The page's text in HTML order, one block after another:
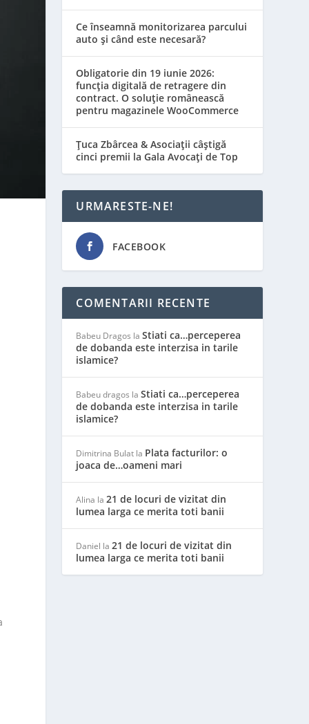
Ce înseamnă monitorizarea parcului
auto și când este necesară?
Obligatorie din 19 iunie 2026:
funcția digitală de retragere din
contract. O soluție românească
pentru magazinele WooCommerce
Țuca Zbârcea & Asociații câștigă
cinci premii la Gala Avocați de Top
URMARESTE-NE!
FACEBOOK
COMENTARII RECENTE
Babeu Dragos laStiati ca…perceperea
de dobanda este interzisa in tarile
islamice?
Babeu dragos laStiati ca…perceperea
de dobanda este interzisa in tarile
islamice?
Dimitrina Bulat la Plata facturilor: o
joaca de…oameni mari
Alina la21 de locuri de vizitat din
lumea larga ce merita toti banii
Daniel la21 de locuri de vizitat din
lumea larga ce merita toti banii